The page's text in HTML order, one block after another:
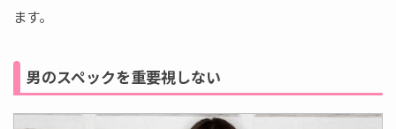
ます。
男のスペックを重要視しない